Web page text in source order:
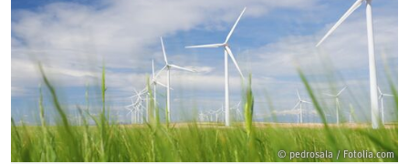
© pedrosala / Fotolia.com